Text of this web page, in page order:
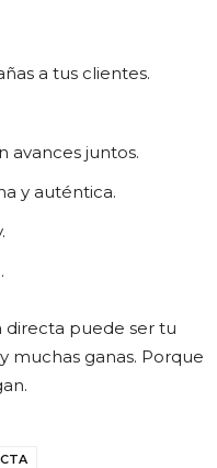
a tus clientes.
avances juntos.
y auténtica.
directa puede ser tu
muchas ganas. Porque